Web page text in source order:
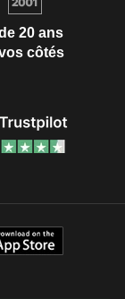
20 ans
côtés